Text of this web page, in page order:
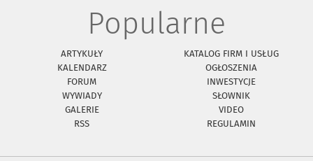
Popularne
ARTYKUŁY
KATALOG FIRM I USŁUG
KALENDARZ
OGŁOSZENIA
FORUM
INWESTYCJE
WYWIADY
SŁOWNIK
GALERIE
VIDEO
RSS
REGULAMIN